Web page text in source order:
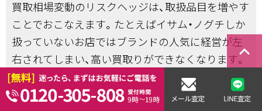
買取相場変動のリスクヘッジは、取扱品目を増やす
ことでおこなえます。たとえばイサム・ノグチしか
扱っていないお店ではブランドの人気に経営が左
右されてしまい、高い買取りができなくなります。
最後に当店のグループ店のご紹介もさせていただ
keyboard_arrow_right